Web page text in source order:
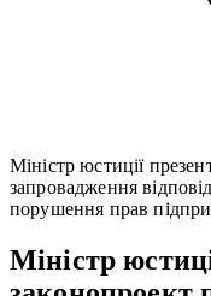
Міністр юстиції
запровадження
порушення прав
Міністр